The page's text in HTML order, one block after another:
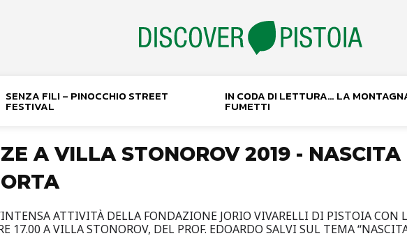
SENZA FILI – PINOCCHIO STREET
FESTIVAL
IN CODA DI LETTURA… LA
FUMETTI
A VILLA STONOROV 2019 -
ATTIVITÀ DELLA FONDAZIONE JORIO VIVARELLI DI PISTOIA CON
17.00 A VILLA STONOROV, DEL PROF. EDOARDO SALVI SUL TEMA